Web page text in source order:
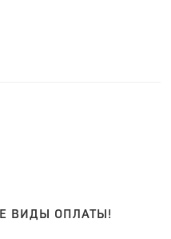
ВИДЫ ОПЛАТЫ!